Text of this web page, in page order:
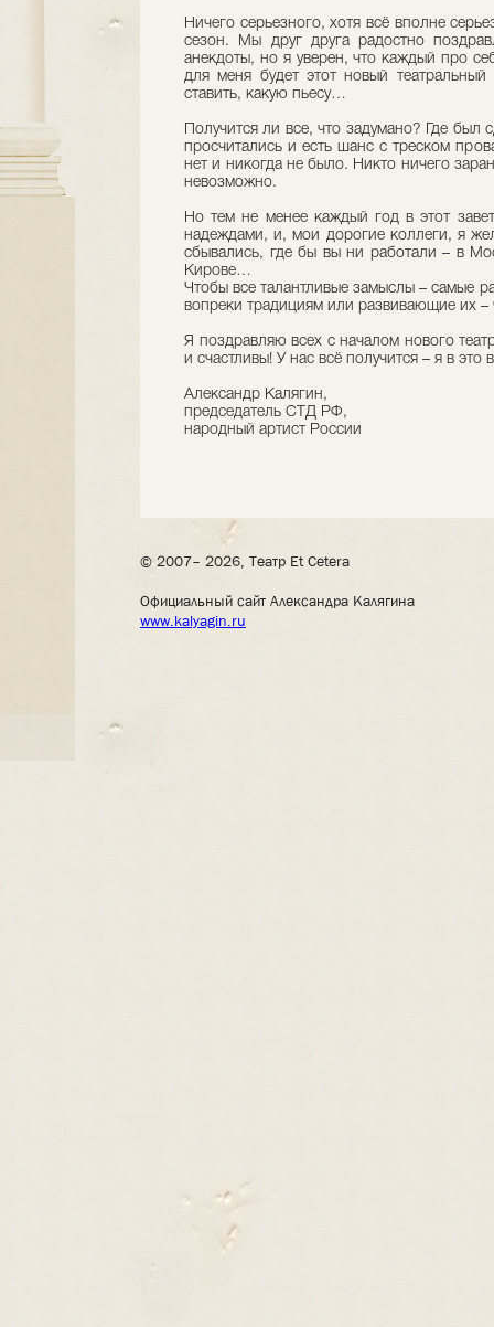
Ничего серьезного, хотя всё вполне
сезон. Мы друг друга радостно
анекдоты, но я уверен, что каждый про
для меня будет этот новый
ставить, какую пьесу…
Получится ли все, что задумано? Где был
просчитались и есть шанс с треском
нет и никогда не было. Никто ничего
невозможно.
Но тем не менее каждый год в этот
надеждами, и, мои дорогие коллеги, я
сбывались, где бы вы ни работали – в
Кирове…
Чтобы все талантливые замыслы – самые
вопреки традициям или развивающие их
Я поздравляю всех с началом нового
и счастливы! У нас всё получится – я в
Александр Калягин,
председатель СТД РФ,
народный артист России
© 2007– 2026, Театр Et Cetera
Официальный сайт Александра Калягина
www.kalyagin.ru